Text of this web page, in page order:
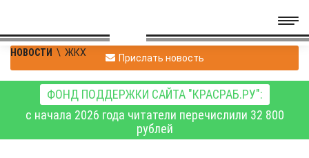
НОВОСТИ \ ЖКХ Прислать новость
ФОНД ПОДДЕРЖКИ САЙТА "КРАСРАБ.РУ":
с начала 2026 года читатели перечислили 32 800
рублей